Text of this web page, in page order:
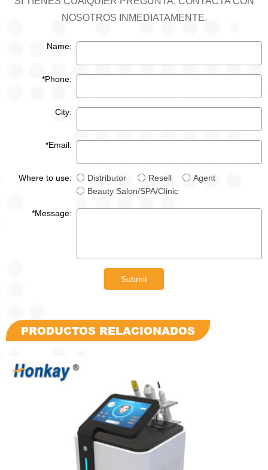
NOSOTROS INMEDIATAMENTE.
Name:
*Phone:
City:
*Email:
Where to use: Distributor Resell
Agent
Beauty Salon/SPA/Clinic
*Message:
Submit
PRODUCTOS RELACIONADOS